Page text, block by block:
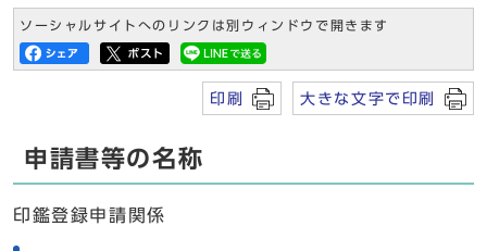
ソーシャルサイトへのリンクは別ウィンドウで開きます
印刷 大きな文字で印刷
申請書等の名称
印鑑登録申請関係